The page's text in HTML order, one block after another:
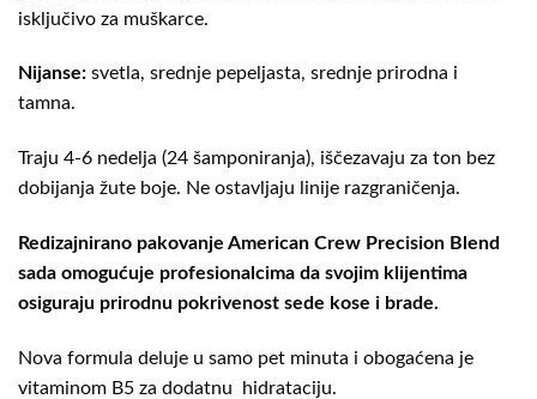
isključivo za muškarce.
Nijanse: svetla, srednje pepeljasta, srednje prirodna i
tamna.
Traju 4-6 nedelja (24 šamponiranja), iščezavaju za ton bez
dobijanja žute boje. Ne ostavljaju linije razgraničenja.
Redizajnirano pakovanje American Crew Precision Blend
sada omogućuje profesionalcima da svojim klijentima
osiguraju prirodnu pokrivenost sede kose i brade.
Nova formula deluje u samo pet minuta i obogaćena je
vitaminom B5 za dodatnu hidrataciju.